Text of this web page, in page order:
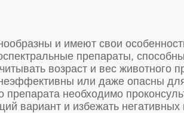
и имеют свои
препараты,
возраст и вес животного
или даже опасны
необходимо
вариант и избежать